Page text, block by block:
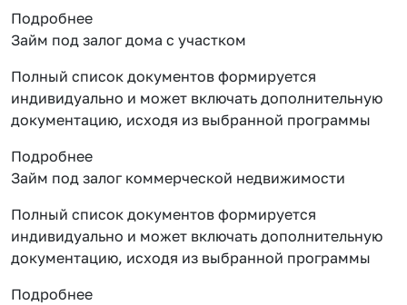
Подробнее
Займ под залог дома с участком
Полный список документов формируется
индивидуально и может включать дополнительную
документацию, исходя из выбранной программы
Подробнее
Займ под залог коммерческой недвижимости
Полный список документов формируется
индивидуально и может включать дополнительную
документацию, исходя из выбранной программы
Подробнее